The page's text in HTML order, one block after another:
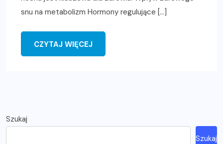
snu na metabolizm Hormony regulujące […]
CZYTAJ WIĘCEJ
Szukaj
Szukaj